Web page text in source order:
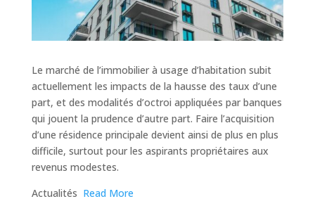
Le marché de l’immobilier à usage d’habitation subit
actuellement les impacts de la hausse des taux d’une
part, et des modalités d’octroi appliquées par banques
qui jouent la prudence d’autre part. Faire l’acquisition
d’une résidence principale devient ainsi de plus en plus
difficile, surtout pour les aspirants propriétaires aux
revenus modestes.
​Actualités Read More